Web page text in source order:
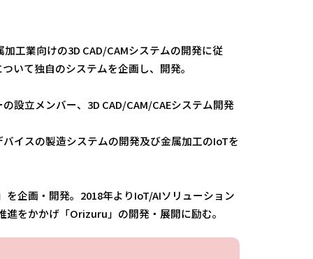
工業向けの3D CAD/CAMシステムの開発に従
いて独自のシステムを企画し、開発。
設立メンバー、3D CAD/CAM/CAEシステム開発
イスの製造システムの開発及び金属加工のIoTを
企画・開発。2018年よりIoT/AIソリューション
をかかげ「Orizuru」の開発・展開に励む。